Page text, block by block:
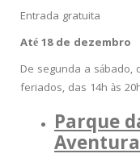
Entrada gratuita
Até 18 de dezembro
De segunda a sábado,
feriados, das 14h às
Parque